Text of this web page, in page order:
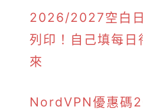
2026/2027空白
列印！自己填每日
來
NordVPN優惠碼